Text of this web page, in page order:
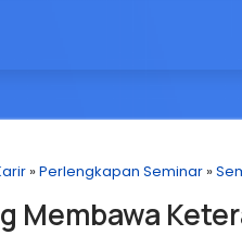
»Perlengkapan Seminar »
Membawa